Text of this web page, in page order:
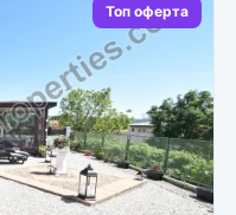
Топ оферта